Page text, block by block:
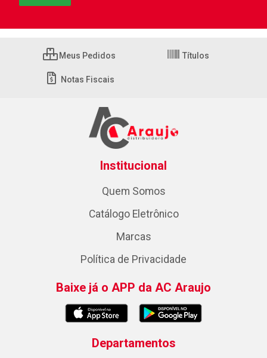
Meus Pedidos Títulos
Notas Fiscais
Institucional
Quem Somos
Catálogo Eletrônico
Marcas
Política de Privacidade
Baixe já o APP da AC Araujo
Departamentos